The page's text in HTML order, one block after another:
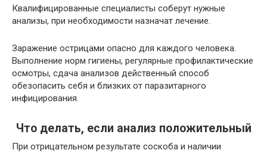
Квалифицированные специалисты соберут нужные
анализы, при необходимости назначат лечение.
Заражение острицами опасно для каждого человека.
Выполнение норм гигиены, регулярные профилактические
осмотры, сдача анализов действенный способ
обезопасить себя и близких от паразитарного
инфицирования.
Что делать, если анализ положительный
При отрицательном результате соскоба и наличии